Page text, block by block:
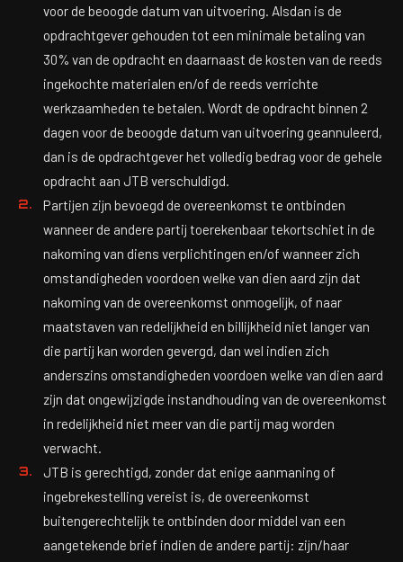
voor de beoogde datum van uitvoering. Alsdan is de
opdrachtgever gehouden tot een minimale betaling van
30% van de opdracht en daarnaast de kosten van de reeds
ingekochte materialen en/of de reeds verrichte
werkzaamheden te betalen. Wordt de opdracht binnen 2
dagen voor de beoogde datum van uitvoering geannuleerd,
dan is de opdrachtgever het volledig bedrag voor de gehele
opdracht aan JTB verschuldigd.
Partijen zijn bevoegd de overeenkomst te ontbinden
wanneer de andere partij toerekenbaar tekortschiet in de
nakoming van diens verplichtingen en/of wanneer zich
omstandigheden voordoen welke van dien aard zijn dat
nakoming van de overeenkomst onmogelijk, of naar
maatstaven van redelijkheid en billijkheid niet langer van
die partij kan worden gevergd, dan wel indien zich
anderszins omstandigheden voordoen welke van dien aard
zijn dat ongewijzigde instandhouding van de overeenkomst
in redelijkheid niet meer van die partij mag worden
verwacht.
JTB is gerechtigd, zonder dat enige aanmaning of
ingebrekestelling vereist is, de overeenkomst
buitengerechtelijk te ontbinden door middel van een
aangetekende brief indien de andere partij: zijn/haar